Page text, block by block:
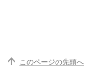
このページの先頭へ